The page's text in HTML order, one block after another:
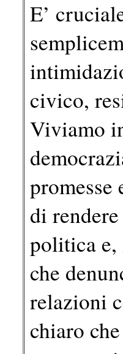
E’
civico,
Viviamo
promesse
di
politica e,
che
relazioni
chiaro